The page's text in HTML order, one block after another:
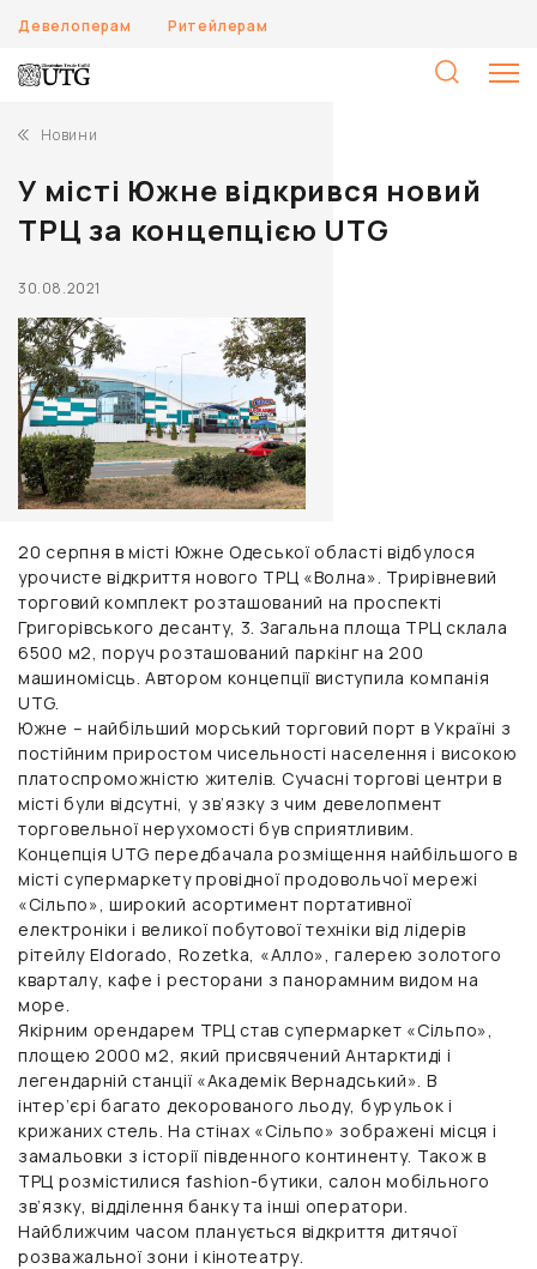
Девелоперам Ритейлерам
Новини
У місті Южне відкрився новий
ТРЦ за концепцією UTG
30.08.2021
20 серпня в місті Южне Одеської області відбулося
урочисте відкриття нового ТРЦ «Волна». Трирівневий
торговий комплект розташований на проспекті
Григорівського десанту, 3. Загальна площа ТРЦ склала
6500 м2, поруч розташований паркінг на 200
машиномісць. Автором концепції виступила компанія
UTG.
Южне – найбільший морський торговий порт в Україні з
постійним приростом чисельності населення і високою
платоспроможністю жителів. Сучасні торгові центри в
місті були відсутні, у зв’язку з чим девелопмент
торговельної нерухомості був сприятливим.
Концепція UTG передбачала розміщення найбільшого в
місті супермаркету провідної продовольчої мережі
«Сільпо», широкий асортимент портативної
електроніки і великої побутової техніки від лідерів
рітейлу Eldorado, Rozetka, «Алло», галерею золотого
кварталу, кафе і ресторани з панорамним видом на
море.
Якірним орендарем ТРЦ став супермаркет «Сільпо»,
площею 2000 м2, який присвячений Антарктиді і
легендарній станції «Академік Вернадський». В
інтер’єрі багато декорованого льоду, бурульок і
крижаних стель. На стінах «Сільпо» зображені місця і
замальовки з історії південного континенту. Також в
ТРЦ розмістилися fashion-бутики, салон мобільного
зв’язку, відділення банку та інші оператори.
Найближчим часом планується відкриття дитячої
розважальної зони і кінотеатру.